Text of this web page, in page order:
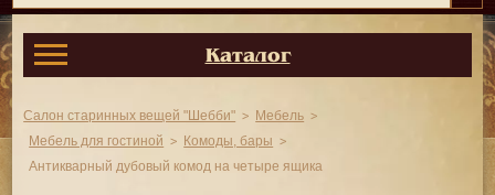
Каталог
Салон старинных вещей "Шебби"
Мебель
Мебель для гостиной
Комоды, бары
Антикварный дубовый комод на четыре ящика